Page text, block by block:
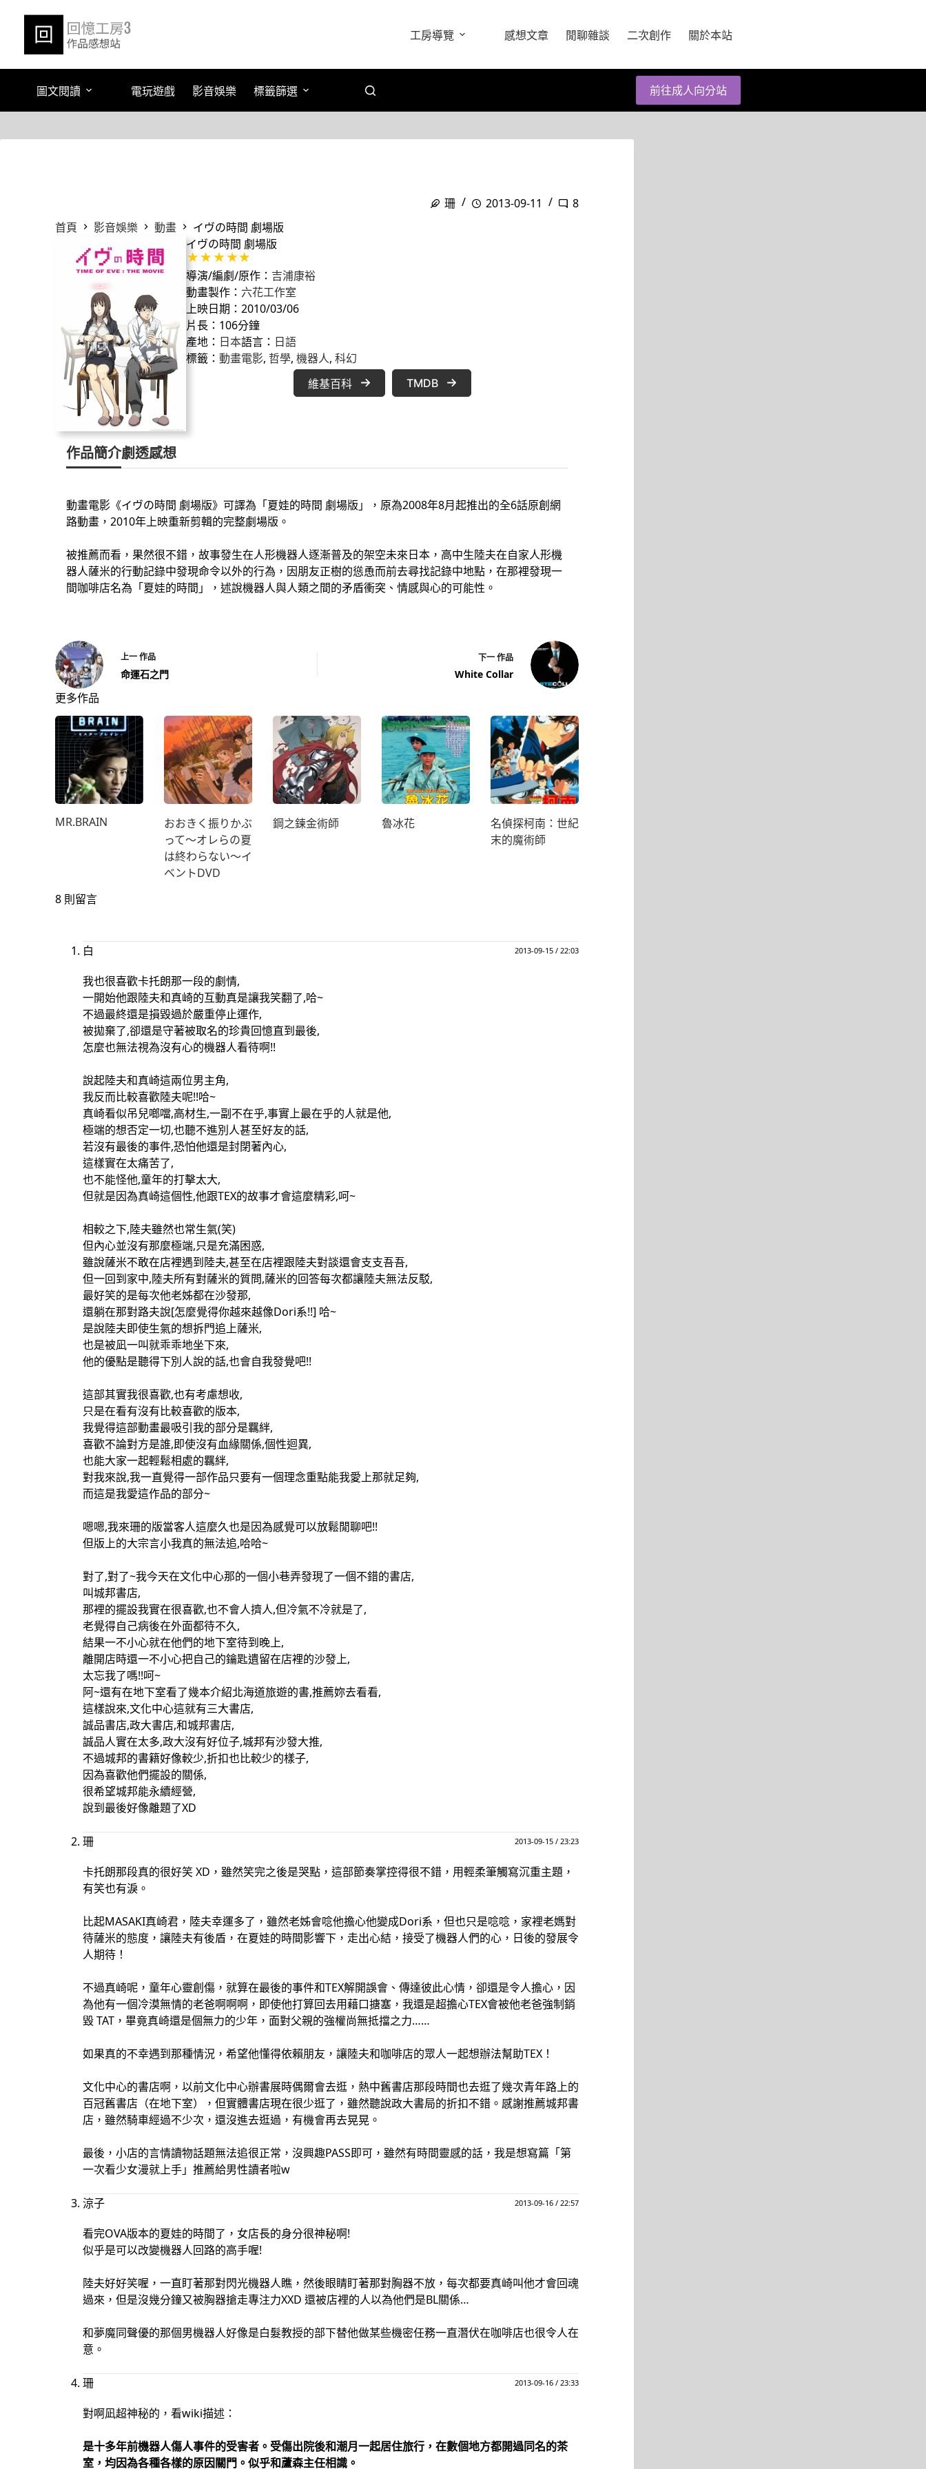
工房導覽 感想文章 閒聊雜談 二次創作 關於本站
圖文閱讀 電玩遊戲 影音娛樂 標籤篩選 前往成人向分站
珊 2013-09-11
8
首頁
影音娛樂 動畫
イヴの時間 劇場版
イヴの時間 劇場版
導演/編劇/原作： 吉浦康裕
動畫製作： 六花工作室
上映日期：2010/03/06
片長：106分鐘
產地： 日本語言： 日語
標籤： 動畫電影, 哲學, 機器人, 科幻
維基百科 TMDB
作品簡介劇透感想
動畫電影《イヴの時間 劇場版》可譯為「夏娃的時間 劇場版」，原為2008年8月起推出的全6話原創網
路動畫，2010年上映重新剪輯的完整劇場版。
被推薦而看，果然很不錯，故事發生在人形機器人逐漸普及的架空未來日本，高中生陸夫在自家人形機
器人薩米的行動記錄中發現命令以外的行為，因朋友正樹的慫恿而前去尋找記錄中地點，在那裡發現一
間咖啡店名為「夏娃的時間」，述說機器人與人類之間的矛盾衝突、情感與心的可能性。
上一作品
命運石之門
下一作品
White Collar
更多作品
MR.BRAIN
おおきく振りかぶ
って～オレらの夏
は終わらない～イ
ベントDVD
鋼之鍊金術師 魯冰花
名偵探柯南：世紀
末的魔術師
8 則留言
白 2013-09-15 / 22:03
我也很喜歡卡托朗那一段的劇情,
一開始他跟陸夫和真崎的互動真是讓我笑翻了,哈~
不過最終還是損毀過於嚴重停止運作,
被拋棄了,卻還是守著被取名的珍貴回憶直到最後,
怎麼也無法視為沒有心的機器人看待啊!!
說起陸夫和真崎這兩位男主角,
我反而比較喜歡陸夫呢!!哈~
真崎看似吊兒啷噹,高材生,一副不在乎,事實上最在乎的人就是他,
極端的想否定一切,也聽不進別人甚至好友的話,
若沒有最後的事件,恐怕他還是封閉著內心,
這樣實在太痛苦了,
也不能怪他,童年的打擊太大,
但就是因為真崎這個性,他跟TEX的故事才會這麼精彩,呵~
相較之下,陸夫雖然也常生氣(笑)
但內心並沒有那麼極端,只是充滿困惑,
雖說薩米不敢在店裡遇到陸夫,甚至在店裡跟陸夫對談還會支支吾吾,
但一回到家中,陸夫所有對薩米的質問,薩米的回答每次都讓陸夫無法反駁,
最好笑的是每次他老姊都在沙發那,
還躺在那對路夫說[怎麼覺得你越來越像Dori系!!] 哈~
是說陸夫即使生氣的想拆門追上薩米,
也是被凪一叫就乖乖地坐下來,
他的優點是聽得下別人說的話,也會自我發覺吧!!
這部其實我很喜歡,也有考慮想收,
只是在看有沒有比較喜歡的版本,
我覺得這部動畫最吸引我的部分是羈絆,
喜歡不論對方是誰,即使沒有血緣關係,個性迴異,
也能大家一起輕鬆相處的羈絆,
對我來說,我一直覺得一部作品只要有一個理念重點能我愛上那就足夠,
而這是我愛這作品的部分~
嗯嗯,我來珊的版當客人這麼久也是因為感覺可以放鬆閒聊吧!!
但版上的大宗言小我真的無法追,哈哈~
對了,對了~我今天在文化中心那的一個小巷弄發現了一個不錯的書店,
叫城邦書店,
那裡的擺設我實在很喜歡,也不會人擠人,但冷氣不冷就是了,
老覺得自己病後在外面都待不久,
結果一不小心就在他們的地下室待到晚上,
離開店時還一不小心把自己的鑰匙遺留在店裡的沙發上,
太忘我了嗎!!呵~
阿~還有在地下室看了幾本介紹北海道旅遊的書,推薦妳去看看,
這樣說來,文化中心這就有三大書店,
誠品書店,政大書店,和城邦書店,
誠品人實在太多,政大沒有好位子,城邦有沙發大推,
不過城邦的書籍好像較少,折扣也比較少的樣子,
因為喜歡他們擺設的關係,
很希望城邦能永續經營,
說到最後好像離題了XD
珊 2013-09-15 / 23:23
卡托朗那段真的很好笑 XD，雖然笑完之後是哭點，這部節奏掌控得很不錯，用輕柔筆觸寫沉重主題，
有笑也有淚。
比起MASAKI真崎君，陸夫幸運多了，雖然老姊會唸他擔心他變成Dori系，但也只是唸唸，家裡老媽對
待薩米的態度，讓陸夫有後盾，在夏娃的時間影響下，走出心結，接受了機器人們的心，日後的發展令
人期待！
不過真崎呢，童年心靈創傷，就算在最後的事件和TEX解開誤會、傳達彼此心情，卻還是令人擔心，因
為他有一個冷漠無情的老爸啊啊啊，即使他打算回去用藉口搪塞，我還是超擔心TEX會被他老爸強制銷
毀 TAT，畢竟真崎還是個無力的少年，面對父親的強權尚無抵擋之力……
如果真的不幸遇到那種情況，希望他懂得依賴朋友，讓陸夫和咖啡店的眾人一起想辦法幫助TEX！
文化中心的書店啊，以前文化中心辦書展時偶爾會去逛，熱中舊書店那段時間也去逛了幾次青年路上的
百冠舊書店（在地下室），但實體書店現在很少逛了，雖然聽說政大書局的折扣不錯。感謝推薦城邦書
店，雖然騎車經過不少次，還沒進去逛過，有機會再去晃晃。
最後，小店的言情讀物話題無法追很正常，沒興趣PASS即可，雖然有時間靈感的話，我是想寫篇「第
一次看少女漫就上手」推薦給男性讀者啦w
涼子 2013-09-16 / 22:57
看完OVA版本的夏娃的時間了，女店長的身分很神秘啊!
似乎是可以改變機器人回路的高手喔!
陸夫好好笑喔，一直盯著那對閃光機器人瞧，然後眼睛盯著那對胸器不放，每次都要真崎叫他才會回魂
過來，但是沒幾分鐘又被胸器搶走專注力XXD 還被店裡的人以為他們是BL關係…
和夢魔同聲優的那個男機器人好像是白髮教授的部下替他做某些機密任務一直潛伏在咖啡店也很令人在
意。
珊 2013-09-16 / 23:33
對啊凪超神秘的，看wiki描述：
是十多年前機器人傷人事件的受害者。受傷出院後和潮月一起居住旅行，在數個地方都開過同名的茶
室，均因為各種各樣的原因關門。似乎和蘆森主任相識。